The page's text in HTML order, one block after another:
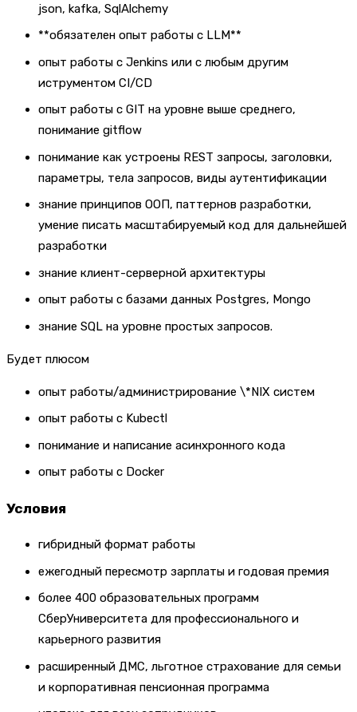
json, kafka, SqlAlchemy
**обязателен опыт работы с LLM**
опыт работы с Jenkins или с любым другим
иструментом CI/CD
опыт работы с GIT на уровне выше среднего,
понимание gitflow
понимание как устроены REST запросы, заголовки,
параметры, тела запросов, виды аутентификации
знание принципов ООП, паттернов разработки,
умение писать масштабируемый код для дальнейшей
разработки
знание клиент-серверной архитектуры
опыт работы с базами данных Postgres, Mongo
знание SQL на уровне простых запросов.
Будет плюсом
опыт работы/администрирование \*NIX систем
опыт работы с Kubectl
понимание и написание асинхронного кода
опыт работы с Docker
Условия
гибридный формат работы
ежегодный пересмотр зарплаты и годовая премия
более 400 образовательных программ
СберУниверситета для профессионального и
карьерного развития
расширенный ДМС, льготное страхование для семьи
и корпоративная пенсионная программа